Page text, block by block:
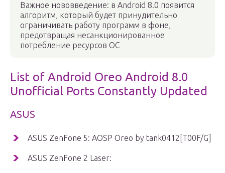
Важное нововведение: в Android 8.0 появится
алгоритм, который будет принудительно
ограничивать работу программ в фоне,
предотвращая несанкционированное
потребление ресурсов ОС
List of Android Oreo Android 8.0
Unofficial Ports Constantly Updated
ASUS
ASUS ZenFone 5: AOSP Oreo by tank0412[T00F/G]
ASUS ZenFone 2 Laser: